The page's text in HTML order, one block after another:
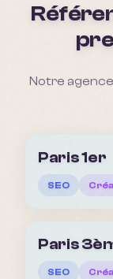
Notre
Paris 1er
SEO
Paris
SEO